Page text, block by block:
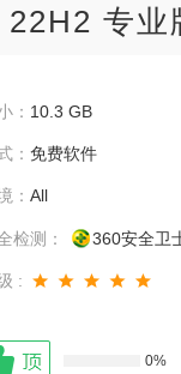
专
： 10.3 GB
： 免费软件
： All
检测： 360安全卫
:
0%